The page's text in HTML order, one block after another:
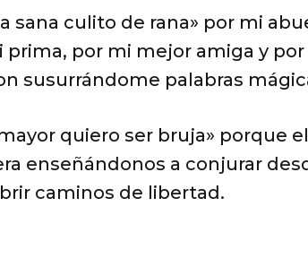
sana culito de rana» por mi
prima, por mi mejor amiga y
susurrándome palabras
quiero ser bruja» porque
enseñándonos a conjurar
caminos de libertad.